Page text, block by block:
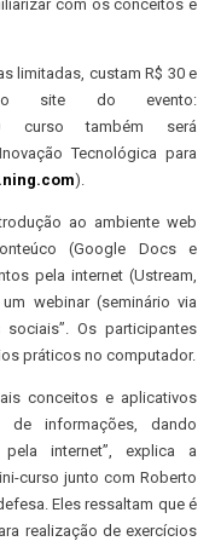
com os conceitos e
limitadas, custam R$ 30 e
site do evento:
também será
Tecnológica para
).
ao ambiente web
(Google Docs e
pela internet (Ustream,
webinar (seminário via
Os participantes
práticos no computador.
conceitos e aplicativos
de informações, dando
internet”, explica a
curso junto com Roberto
Eles ressaltam que é
realização de exercícios